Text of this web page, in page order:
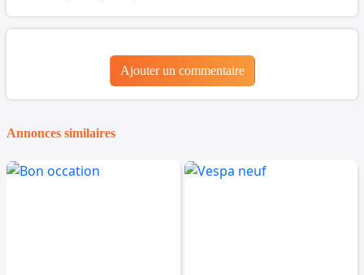
Ajouter un commentaire
Annonces similaires